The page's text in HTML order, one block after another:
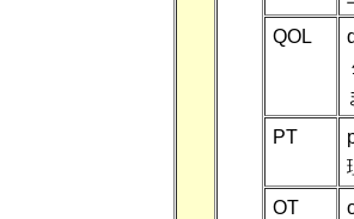
QOL
PT
OT